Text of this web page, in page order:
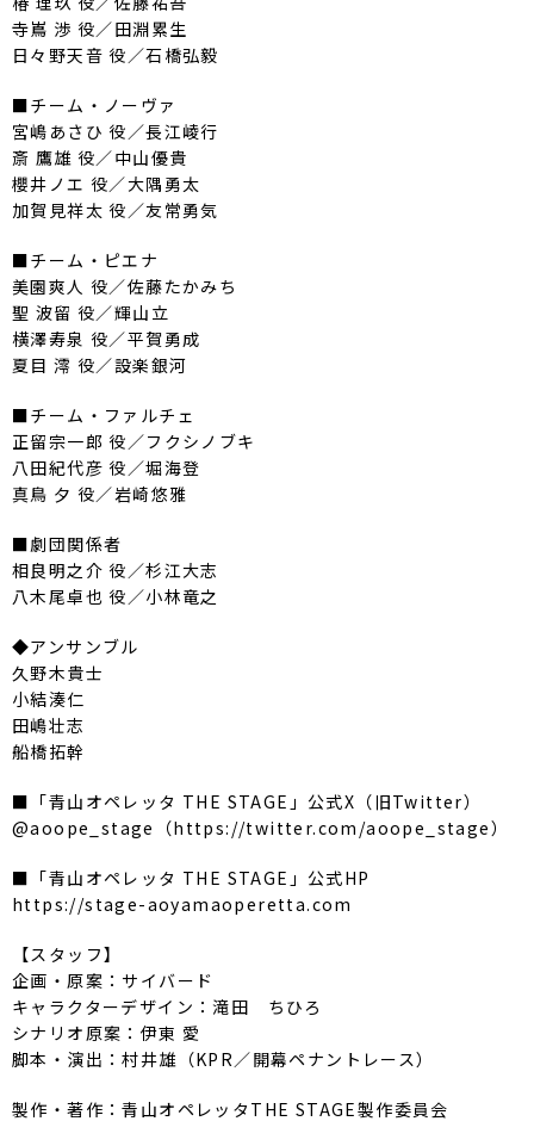
寺嶌 渉 役／田淵累生
日々野天音 役／石橋弘毅
■チーム・ノーヴァ
宮嶋あさひ 役／長江崚行
斎 鷹雄 役／中山優貴
櫻井ノエ 役／大隅勇太
加賀見祥太 役／友常勇気
■チーム・ピエナ
美園爽人 役／佐藤たかみち
聖 波留 役／輝山立
横澤寿泉 役／平賀勇成
夏目 澪 役／設楽銀河
■チーム・ファルチェ
正留宗一郎 役／フクシノブキ
八田紀代彦 役／堀海登
真鳥 夕 役／岩崎悠雅
■劇団関係者
相良明之介 役／杉江大志
八木尾卓也 役／小林竜之
◆アンサンブル
久野木貴士
小結湊仁
田嶋壮志
船橋拓幹
■「青山オペレッタ THE STAGE」公式X（旧Twitter）
@aoope_stage（https://twitter.com/aoope_stage）
■「青山オペレッタ THE STAGE」公式HP
https://stage-aoyamaoperetta.com
【スタッフ】
企画・原案：サイバード
キャラクターデザイン：滝田 ちひろ
シナリオ原案：伊東 愛
脚本・演出：村井雄（KPR／開幕ペナントレース）
製作・著作：青山オペレッタTHE STAGE製作委員会